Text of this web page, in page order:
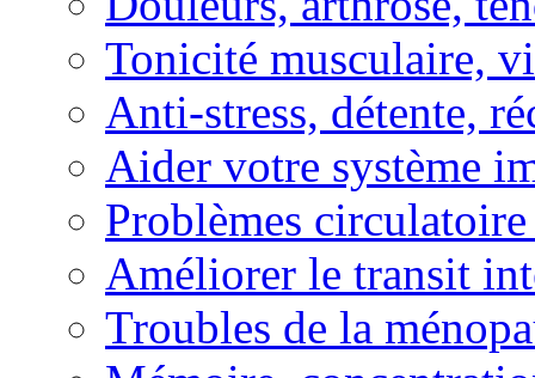
Tonicité musculaire,
Anti-stress, détente,
Aider votre système
Problèmes
Améliorer le transit
Troubles de la